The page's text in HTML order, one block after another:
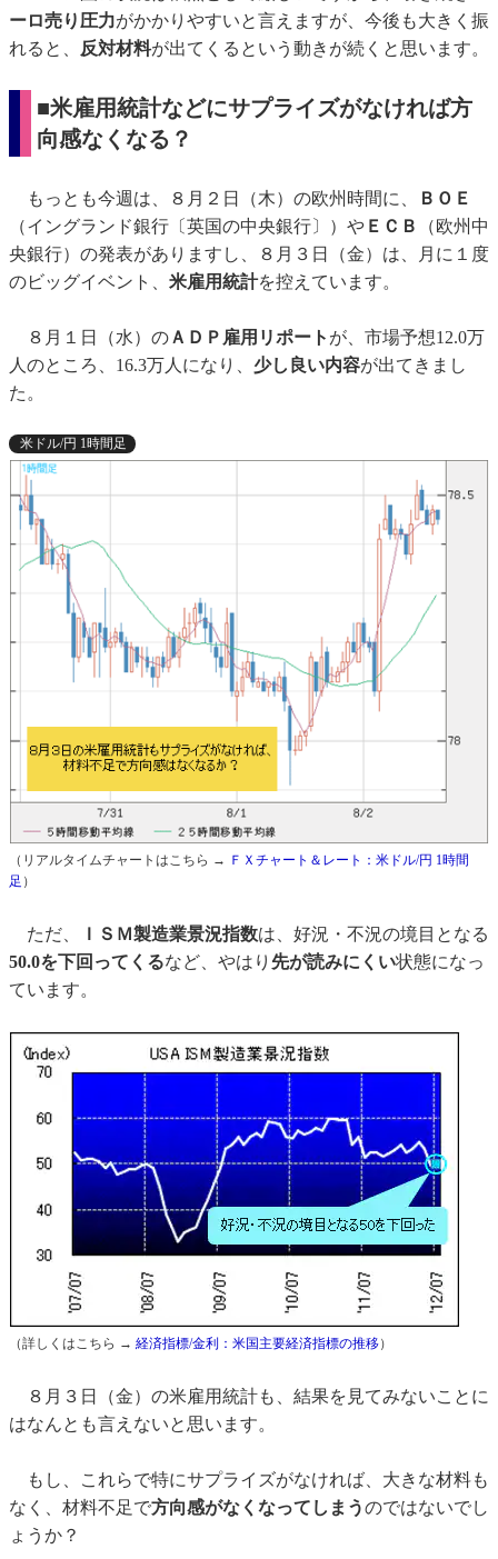
ーロ売り圧力がかかりやすいと言えますが、今後も大きく振
れると、
反対材料が出てくるという動きが続くと思います。
■米雇用統計などにサプライズがなければ方
向感なくなる？
もっとも今週は、８月２日（木）の欧州時間に、
ＢＯＥ
（イングランド銀行〔英国の中央銀行〕）や ＥＣＢ
（欧州中
央銀行）の発表がありますし、８月３日（金）は、月に１度
のビッグイベント、 米雇用統計を控えています。
８月１日（水）の ＡＤＰ雇用リポート が、市場予想12.0万
人のところ、16.3万人になり、 少し良い内容が出てきまし
た。
米ドル/円 1時間足
（リアルタイムチャートはこちら → ＦＸチャート＆レート：米ドル/円 1時間
足 ）
ただ、 ＩＳＭ製造業景況指数は、好況・不況の境目となる
50.0を下回ってくるなど、やはり 先が読みにくい状態になっ
ています。
（詳しくはこちら → 経済指標/金利：米国主要経済指標の推移）
８月３日（金）の米雇用統計も、結果を見てみないことに
はなんとも言えないと思います。
もし、これらで特にサプライズがなければ、大きな材料も
なく、材料不足で方向感がなくなってしまうのではないでし
ょうか？